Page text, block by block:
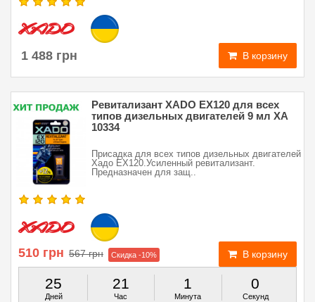
1 488 грн В корзину
Ревитализант XADO EX120 для всех
типов дизельных двигателей 9 мл ХА
10334
Присадка для всех типов дизельных двигателей
Хадо EX120.Усиленный ревитализант.
Предназначен для защ..
510 грн 567 грн Скидка -10%
25
Дней
21
Час
0
Минут
59
Секунд
В корзину